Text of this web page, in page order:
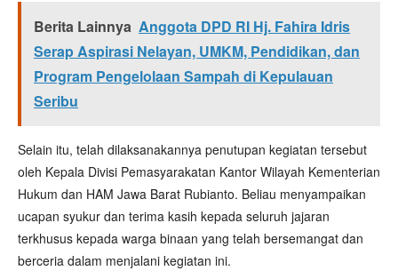
Berita Lainnya Anggota DPD RI Hj. Fahira Idris
Serap Aspirasi Nelayan, UMKM, Pendidikan, dan
Program Pengelolaan Sampah di Kepulauan
Seribu
Selain itu, telah dilaksanakannya penutupan kegiatan tersebut
oleh Kepala Divisi Pemasyarakatan Kantor Wilayah Kementerian
Hukum dan HAM Jawa Barat Rubianto. Beliau menyampaikan
ucapan syukur dan terima kasih kepada seluruh jajaran
terkhusus kepada warga binaan yang telah bersemangat dan
berceria dalam menjalani kegiatan ini.